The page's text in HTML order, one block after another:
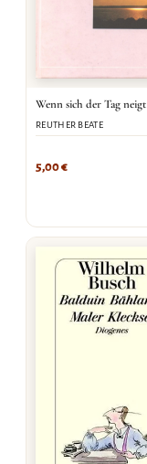
Wenn sich der Tag neigt
REUTHER BEATE
5,00€